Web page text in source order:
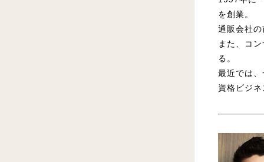
を創業。
通販会社
また、コ
る。
最近では
資格ビジ